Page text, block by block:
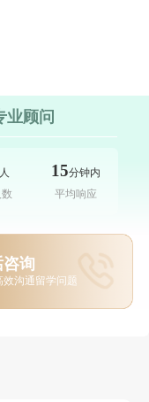
的研究成果，尤其在
学校积极推动多学科
问题的创新路径。
业会对学术背景有特
语授课的课程，需提
业顾问
人
15分钟内
平均响应
询
效沟通留学问题